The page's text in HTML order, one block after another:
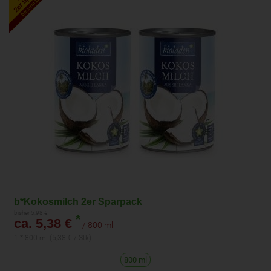
b*Kokosmilch 2er Sparpack
ca. 5,38 € * / 800 ml
800 ml